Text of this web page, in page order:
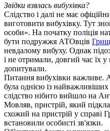
Звідки взялась вибухівка?
Слідство і далі не має
виготовити вибухівку. Тут
особи». На початку поліція
бути подружжя АТОвців
невдалому вибуху. Однак
і не отримали, довгий час їх у
допитували.
Питання вибухівки важливе.
була однією із
слідство нібито вийшло на
Мовляв, пристрій, який
схожий на пристрій у справі
встановили особисті зв'язки.